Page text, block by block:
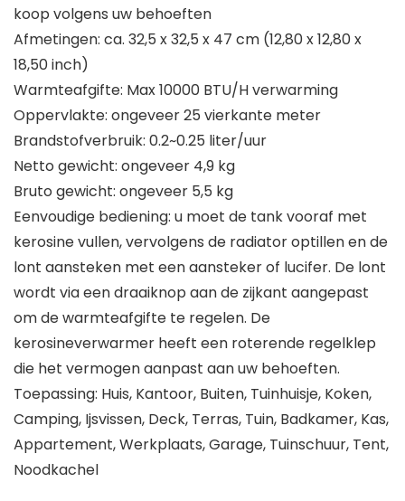
koop volgens uw behoeften
Afmetingen: ca. 32,5 x 32,5 x 47 cm (12,80 x 12,80 x
18,50 inch)
Warmteafgifte: Max 10000 BTU/H verwarming
Oppervlakte: ongeveer 25 vierkante meter
Brandstofverbruik: 0.2~0.25 liter/uur
Netto gewicht: ongeveer 4,9 kg
Bruto gewicht: ongeveer 5,5 kg
Eenvoudige bediening: u moet de tank vooraf met
kerosine vullen, vervolgens de radiator optillen en de
lont aansteken met een aansteker of lucifer. De lont
wordt via een draaiknop aan de zijkant aangepast
om de warmteafgifte te regelen. De
kerosineverwarmer heeft een roterende regelklep
die het vermogen aanpast aan uw behoeften.
Toepassing: Huis, Kantoor, Buiten, Tuinhuisje, Koken,
Camping, Ijsvissen, Deck, Terras, Tuin, Badkamer, Kas,
Appartement, Werkplaats, Garage, Tuinschuur, Tent,
Noodkachel